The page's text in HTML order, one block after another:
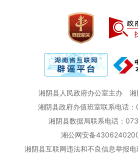
湘阴县人民政府办公室主办
湘
湘阴县政府办值班室联系电话
湘阴县数据局联系电话：
湘公网安备
湘阴县互联网违法和不良信息举报